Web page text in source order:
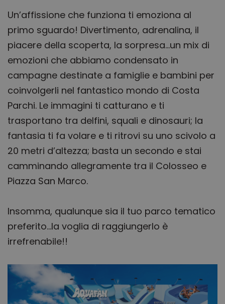
Un’affissione che funziona ti emoziona al
primo sguardo! Divertimento, adrenalina, il
piacere della scoperta, la sorpresa…un mix di
emozioni che abbiamo condensato in
campagne destinate a famiglie e bambini per
coinvolgerli nel fantastico mondo di Costa
Parchi. Le immagini ti catturano e ti
trasportano tra delfini, squali e dinosauri; la
fantasia ti fa volare e ti ritrovi su uno scivolo a
20 metri d’altezza; basta un secondo e stai
camminando allegramente tra il Colosseo e
Piazza San Marco.
Insomma, qualunque sia il tuo parco tematico
preferito…la voglia di raggiungerlo è
irrefrenabile!!